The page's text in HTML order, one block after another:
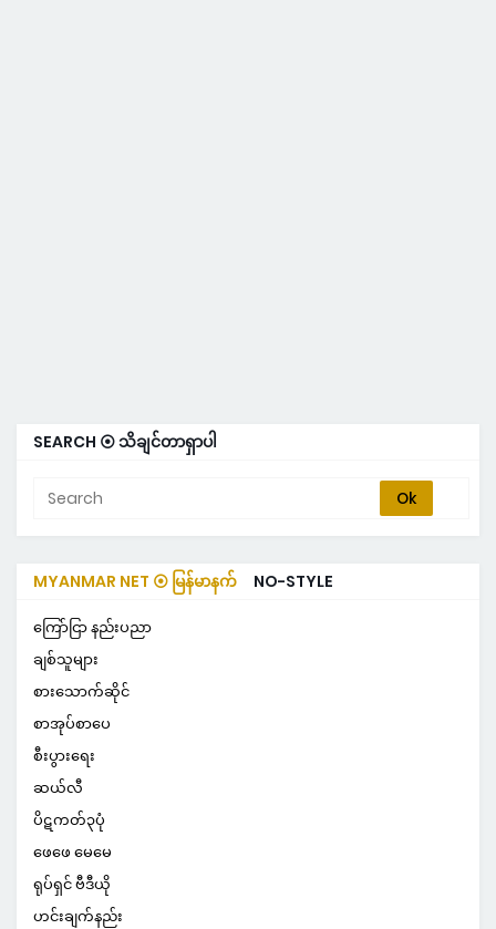
SEARCH ⦿ သိချင်တာရှာပါ
MYANMAR NET ⦿ မြန်မာနက် NO-STYLE
ကြော်ငြာ နည်းပညာ
ချစ်သူများ
စားသောက်ဆိုင်
စာအုပ်စာပေ
စီးပွားရေး
ဆယ်လီ
ပိဋကတ်၃ပုံ
ဖေဖေ မေမေ
ရုပ်ရှင် ဗီဒီယို
ဟင်းချက်နည်း